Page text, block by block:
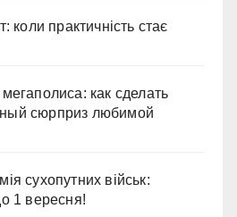
коли практичність стає
как сделать
сюрприз любимой
сухопутних військ:
1 вересня!